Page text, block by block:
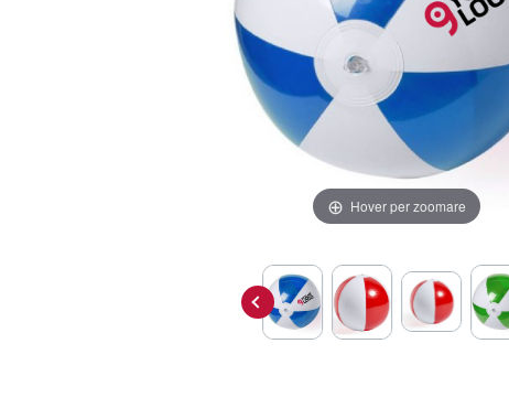
Hover per zoomare